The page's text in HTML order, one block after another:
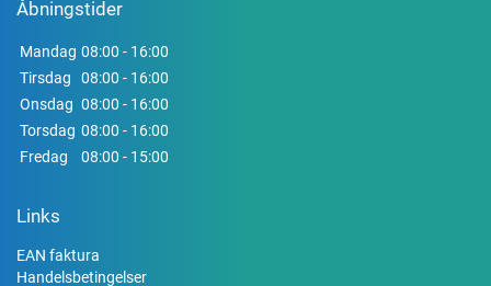
Åbningstider
Mandag 08:00 - 16:00
Tirsdag
08:00 - 16:00
Onsdag 08:00 - 16:00
Torsdag 08:00 - 16:00
Fredag
08:00 - 15:00
Links
EAN faktura
Handelsbetingelser